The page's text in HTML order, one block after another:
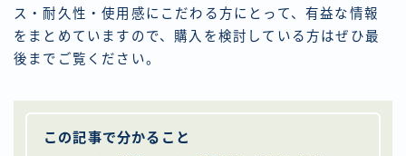
ス・耐久性・使用感にこだわる方にとって、有益な情報
をまとめていますので、購入を検討している方はぜひ最
後までご覧ください。
この記事で分かること